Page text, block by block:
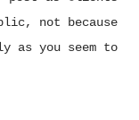
not because
as you seem to